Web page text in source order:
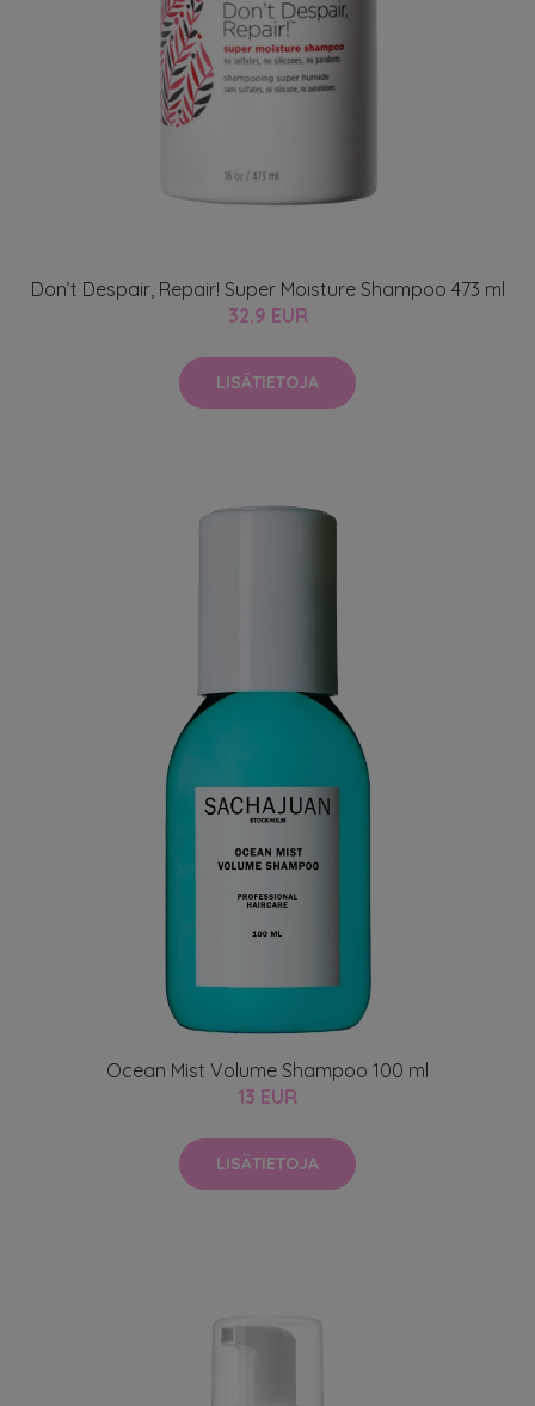
Don’t Despair, Repair! Super Moisture Shampoo 473 ml
32.9 EUR
LISÄTIETOJA
Ocean Mist Volume Shampoo 100 ml
13 EUR
LISÄTIETOJA